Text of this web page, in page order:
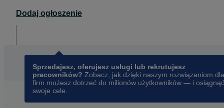
Dodaj ogłoszenie
Sprzedajesz, oferujesz usługi lub rekrutujesz
pracowników? Zobacz, jak dzięki naszym rozwiązaniom dla
firm możesz dotrzeć do milionów użytkowników — i osiągnąć
swoje cele.